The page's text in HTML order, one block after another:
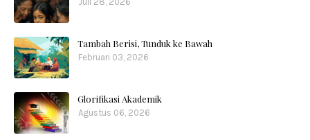
Tambah Berisi, Tunduk ke Bawah
Februari 03, 2026
Glorifikasi Akademik
Agustus 06, 2026